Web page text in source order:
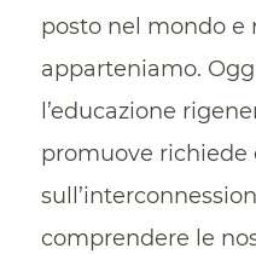
posto nel mondo e
apparteniamo.
l’educazione
promuove richiede
comprendere le